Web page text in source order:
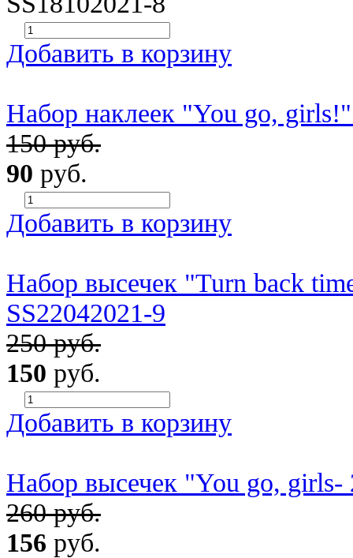
Добавить в корзину
Набор наклеек "You go,
150 руб.
90 руб.
Добавить в корзину
Набор высечек "Turn back
SS22042021-9
250 руб.
150 руб.
Добавить в корзину
Набор высечек "You go, girls-
260 руб.
156 руб.